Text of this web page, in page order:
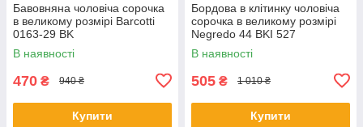
Бавовняна чоловіча сорочка
в великому розмірі Barcotti
0163-29 BK
В наявності
470 ₴ 940 ₴
Купити
Бордова в клітинку чоловіча
сорочка в великому розмірі
Negredo 44 BKI 527
В наявності
505 ₴ 1 010 ₴
Купити